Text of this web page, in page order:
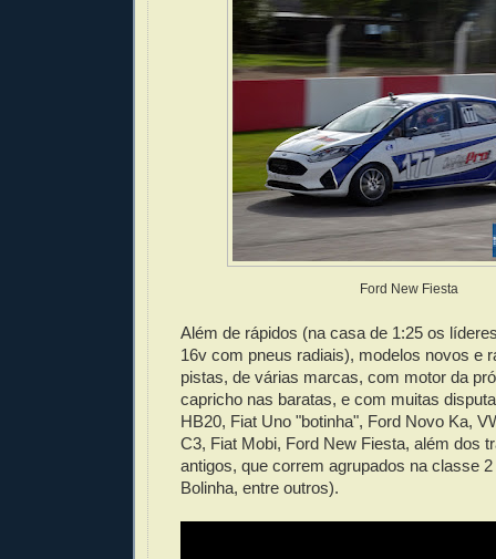
Ford New Fiesta
Além de rápidos (na casa de 1:25 os
16v com pneus radiais), modelos novos e
pistas, de várias marcas, com motor da
capricho nas baratas, e com muitas
HB20, Fiat Uno "botinha", Ford Novo Ka,
C3, Fiat Mobi, Ford New Fiesta, além dos
antigos, que correm agrupados na classe
Bolinha, entre outros).